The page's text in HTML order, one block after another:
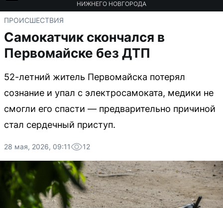
НИЖНЕГО НОВГОРОДА
ПРОИСШЕСТВИЯ
Самокатчик скончался в
Первомайске без ДТП
52-летний житель Первомайска потерял
сознание и упал с электросамоката, медики не
смогли его спасти — предварительно причиной
стал сердечный приступ.
28 мая, 2026, 09:11 12